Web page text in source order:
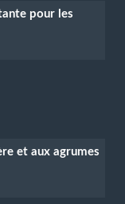
pour les
et aux agrumes